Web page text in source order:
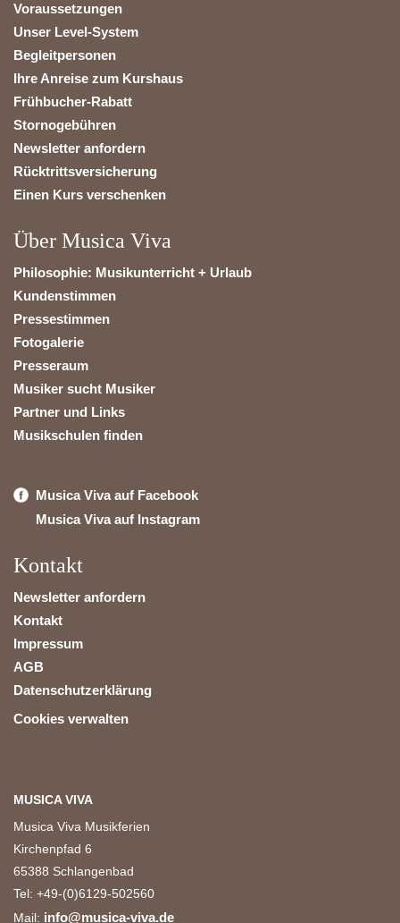
Voraussetzungen
Unser Level-System
Begleitpersonen
Ihre Anreise zum Kurshaus
Frühbucher-Rabatt
Stornogebühren
Newsletter anfordern
Rücktrittsversicherung
Einen Kurs verschenken
Über Musica Viva
Philosophie: Musikunterricht + Urlaub
Kundenstimmen
Pressestimmen
Fotogalerie
Presseraum
Musiker sucht Musiker
Partner und Links
Musikschulen finden
Musica Viva auf Facebook
Musica Viva auf Instagram
Kontakt
Newsletter anfordern
Kontakt
Impressum
AGB
Datenschutzerklärung
Cookies verwalten
MUSICA VIVA
Musica Viva Musikferien
Kirchenpfad 6
65388 Schlangenbad
Tel: +49-(0)6129-502560
Mail: info@musica-viva.de